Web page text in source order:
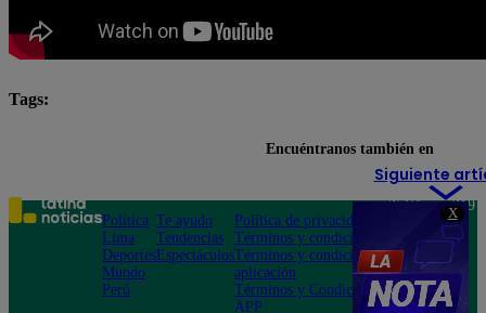
X
Tags:
Siguiente
Encuéntranos también en
Política
Lima
Deportes
Mundo
Perú
Te ayudo
Tendencias
Espectáculos
Política de privacidad
Términos y condiciones
Términos y condiciones
aplicación
Términos y Condiciones
APP
Teléfono: 219
Av. San
Felipe 968
Jesús María